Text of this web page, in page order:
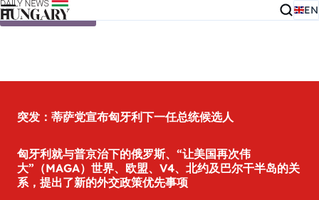
Skip to content EN
突发：蒂萨党宣布匈牙利下一任总统候选人
匈牙利就与普京治下的俄罗斯、“让美国再次伟
大”（MAGA）世界、欧盟、V4、北约及巴尔干半岛的关
系，提出了新的外交政策优先事项